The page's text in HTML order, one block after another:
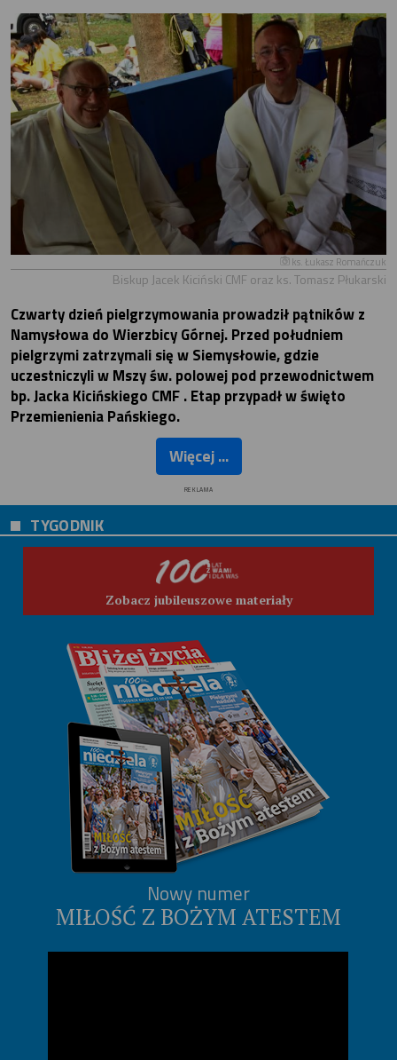
ks. Łukasz Romańczuk
Biskup Jacek Kiciński CMF oraz ks. Tomasz Płukarski
Czwarty dzień pielgrzymowania prowadził pątników z
Namysłowa do Wierzbicy Górnej. Przed południem
pielgrzymi zatrzymali się w Siemysłowie, gdzie
uczestniczyli w Mszy św. polowej pod przewodnictwem
bp. Jacka Kicińskiego CMF . Etap przypadł w święto
Przemienienia Pańskiego.
Więcej ...
REKLAMA
TYGODNIK
Zobacz jubileuszowe materiały
Nowy numer
MIŁOŚĆ Z BOŻYM ATESTEM